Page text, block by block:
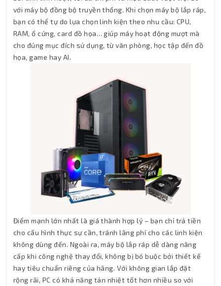
với máy bộ đồng bộ truyền thống. Khi chọn máy bộ lắp ráp,
bạn có thể tự do lựa chọn linh kiện theo nhu cầu: CPU,
RAM, ổ cứng, card đồ họa… giúp máy hoạt động mượt mà
cho đúng mục đích sử dụng, từ văn phòng, học tập đến đồ
họa, game hay AI.
Điểm mạnh lớn nhất là giá thành hợp lý – bạn chỉ trả tiền
cho cấu hình thực sự cần, tránh lãng phí cho các linh kiện
không dùng đến. Ngoài ra, máy bộ lắp ráp dễ dàng nâng
cấp khi công nghệ thay đổi, không bị bó buộc bởi thiết kế
hay tiêu chuẩn riêng của hãng. Với không gian lắp đặt
rộng rãi, PC có khả năng tản nhiệt tốt hơn nhiều so với